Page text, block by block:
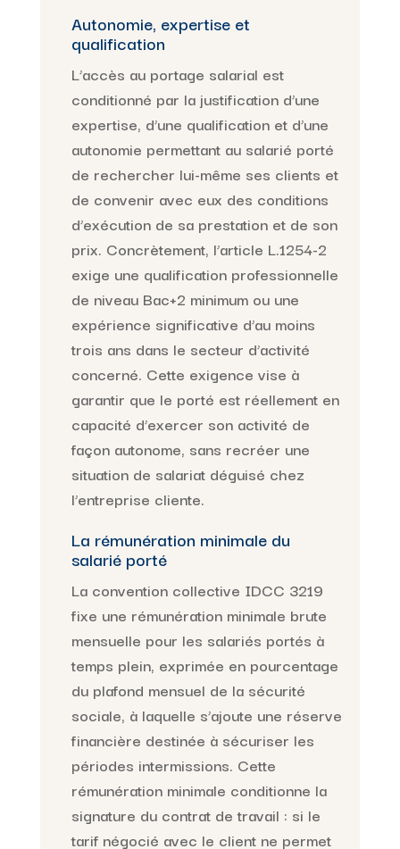
Autonomie, expertise et
qualification
L’accès au portage salarial est
conditionné par la justification d’une
expertise, d’une qualification et d’une
autonomie permettant au salarié porté
de rechercher lui-même ses clients et
de convenir avec eux des conditions
d’exécution de sa prestation et de son
prix. Concrètement, l’article L.1254-2
exige une qualification professionnelle
de niveau Bac+2 minimum ou une
expérience significative d’au moins
trois ans dans le secteur d’activité
concerné. Cette exigence vise à
garantir que le porté est réellement en
capacité d’exercer son activité de
façon autonome, sans recréer une
situation de salariat déguisé chez
l’entreprise cliente.
La rémunération minimale du
salarié porté
La convention collective IDCC 3219
fixe une rémunération minimale brute
mensuelle pour les salariés portés à
temps plein, exprimée en pourcentage
du plafond mensuel de la sécurité
sociale, à laquelle s’ajoute une réserve
financière destinée à sécuriser les
périodes intermissions. Cette
rémunération minimale conditionne la
signature du contrat de travail : si le
tarif négocié avec le client ne permet